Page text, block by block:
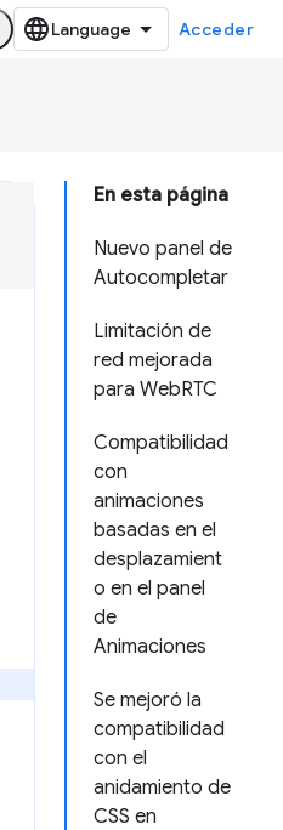
Acceder
En esta página
Nuevo panel de
Autocompletar
Limitación de
red mejorada
para WebRTC
Compatibilidad
con
animaciones
basadas en el
desplazamient
o en el panel
de
Animaciones
Se mejoró la
compatibilidad
con el
anidamiento de
CSS en